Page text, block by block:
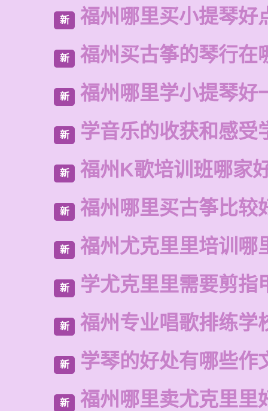
新 福州哪里买小提琴好
新 福州买古筝的琴行在
新 福州哪里学小提琴好
新 学音乐的收获和感受
新 福州K歌培训班哪家
新 福州哪里买古筝比较
新 福州尤克里里培训哪
新 学尤克里里需要剪指
新 福州专业唱歌排练学
新 学琴的好处有哪些作
新 福州哪里卖尤克里里